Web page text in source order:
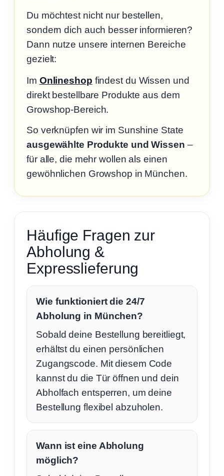
Du möchtest nicht nur bestellen,
sondern dich auch besser informieren?
Dann nutze unsere internen Bereiche
gezielt:
Im Onlineshop findest du Wissen und
direkt bestellbare Produkte aus dem
Growshop-Bereich.
So verknüpfen wir im Sunshine State
ausgewählte Produkte und Wissen –
für alle, die mehr wollen als einen
gewöhnlichen Growshop in München.
Häufige Fragen zur
Abholung &
Expresslieferung
Wie funktioniert die 24/7
Abholung in München?
Sobald deine Bestellung bereitliegt,
erhältst du einen persönlichen
Zugangscode. Mit diesem Code
kannst du die Tür öffnen und dein
Abholfach entsperren, um deine
Bestellung flexibel abzuholen.
Wann ist eine Abholung
möglich?